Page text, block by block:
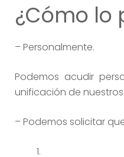
¿Cómo lo
– Personalmente.
Podemos acudir
unificación de
– Podemos solicitar